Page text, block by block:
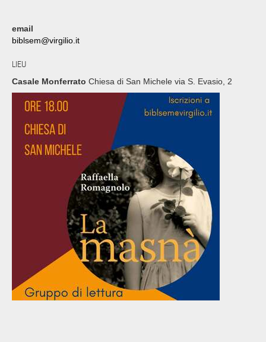
email
biblsem@virgilio.it
LIEU
Casale Monferrato Chiesa di San Michele via S. Evasio, 2